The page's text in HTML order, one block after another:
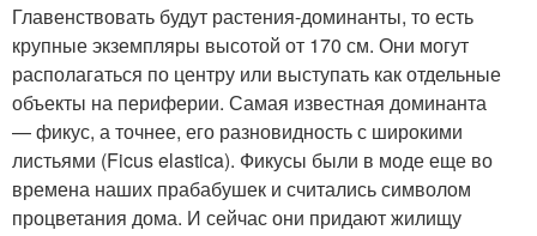
Главенствовать будут растения-доминанты, то есть
крупные экземпляры высотой от 170 см. Они могут
располагаться по центру или выступать как отдельные
объекты на периферии. Самая известная доминанта
— фикус, а точнее, его разновидность с широкими
листьями (Ficus elastica). Фикусы были в моде еще во
времена наших прабабушек и считались символом
процветания дома. И сейчас они придают жилищу